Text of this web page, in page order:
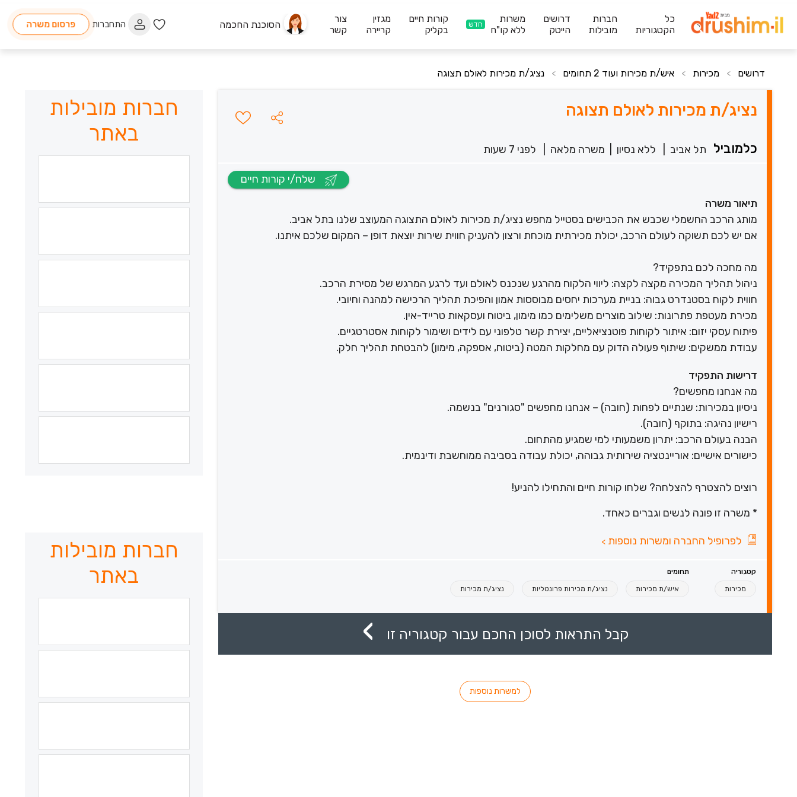
כל
הקטגוריות
חברות
מובילות
דרושים
הייטק
משרות
ללא קו"ח
חדש
קורות חיים
בקליק
מגזין
קריירה
צור
קשר
הסוכנת החכמה התחברות פרסום משרה
דרושים > מכירות > איש/ת מכירות ועוד 2 תחומים > נציג/ת מכירות לאולם תצוגה
נציג/ת מכירות לאולם תצוגה
כלמוביל תל אביב ללא נסיון משרה מלאה לפני 7 שעות
תיאור משרה
מותג הרכב החשמלי שכבש את הכבישים בסטייל מחפש נציג/ת מכירות לאולם התצוגה המעוצב שלנו בתל אביב.
אם יש לכם תשוקה לעולם הרכב, יכולת מכירתית מוכחת ורצון להעניק חווית שירות יוצאת דופן – המקום שלכם איתנו.
מה מחכה לכם בתפקיד?
ניהול תהליך המכירה מקצה לקצה: ליווי הלקוח מהרגע שנכנס לאולם ועד לרגע המרגש של מסירת הרכב.
חווית לקוח בסטנדרט גבוה: בניית מערכות יחסים מבוססות אמון והפיכת תהליך הרכישה למהנה וחיובי.
מכירת מעטפת פתרונות: שילוב מוצרים משלימים כמו מימון, ביטוח ועסקאות טרייד-אין.
פיתוח עסקי יזום: איתור לקוחות פוטנציאליים, יצירת קשר טלפוני עם לידים ושימור לקוחות אסטרטגיים.
עבודת ממשקים: שיתוף פעולה הדוק עם מחלקות המטה (ביטוח, אספקה, מימון) להבטחת תהליך חלק.
דרישות התפקיד
מה אנחנו מחפשים?
ניסיון במכירות: שנתיים לפחות (חובה) – אנחנו מחפשים "סגורנים" בנשמה.
רישיון נהיגה: בתוקף (חובה).
הבנה בעולם הרכב: יתרון משמעותי למי שמגיע מהתחום.
כישורים אישיים: אוריינטציה שירותית גבוהה, יכולת עבודה בסביבה ממוחשבת ודינמית.
רוצים להצטרף להצלחה? שלחו קורות חיים והתחילו להניע!
* משרה זו פונה לנשים וגברים כאחד.
לפרופיל החברה ומשרות נוספות >
קטגוריה תחומים
מכירות איש/ת מכירות נציג/ת מכירות פרונטליות נציג/ת מכירות
קבל התראות לסוכן החכם עבור קטגוריה זו
למשרות נוספות
חברות מובילות
באתר
חברות מובילות
באתר